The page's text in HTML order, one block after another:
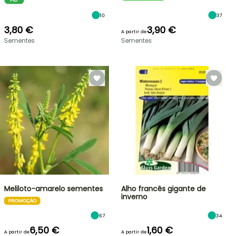
10
3,80 €
Sementes
37
A partir de3,90 €
Sementes
Meliloto-amarelo sementes
PROMOÇÃO
67
A partir de6,50 €
Alho francês gigante de
inverno
34
A partir de1,60 €